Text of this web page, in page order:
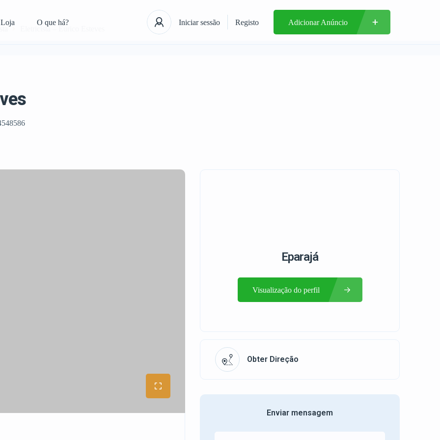
Loja O que há? Iniciar sessão Registo Adicionar Anúncio
Eletricista – Eurico Esteves
Eparajá
Visualização do perfil
Obter Direção
Enviar mensagem